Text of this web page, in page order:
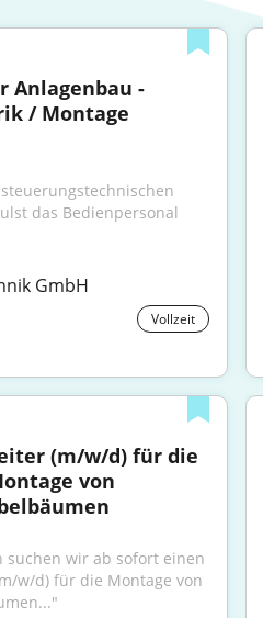
Anlagenbau -
/ Montage
das Bedienpersonal
GmbH
Vollzeit
(m/w/d) für die
von
suchen wir ab sofort einen